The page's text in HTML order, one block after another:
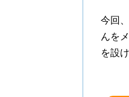
今回
んを
を設